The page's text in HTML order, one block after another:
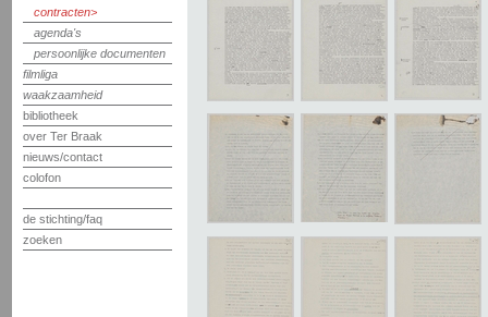
contracten
agenda's
persoonlijke documenten
filmliga
waakzaamheid
bibliotheek
over Ter Braak
nieuws/contact
colofon
de stichting/faq
zoeken